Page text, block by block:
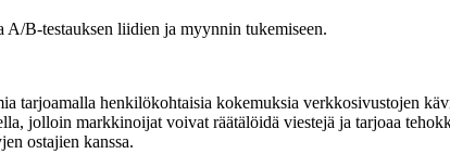
B-testauksen liidien ja myynnin tukemiseen.
henkilökohtaisia ​​kokemuksia verkkosivustojen
jolloin markkinoijat voivat räätälöidä viestejä ja tarjoaa
ostajien kanssa.